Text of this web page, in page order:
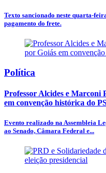
Texto sancionado neste quarta-
pagamento do frete.
Política
Professor Alcides e Marconi
em convenção histórica do
Evento realizado na Assembleia
ao Senado, Câmara Federal e...